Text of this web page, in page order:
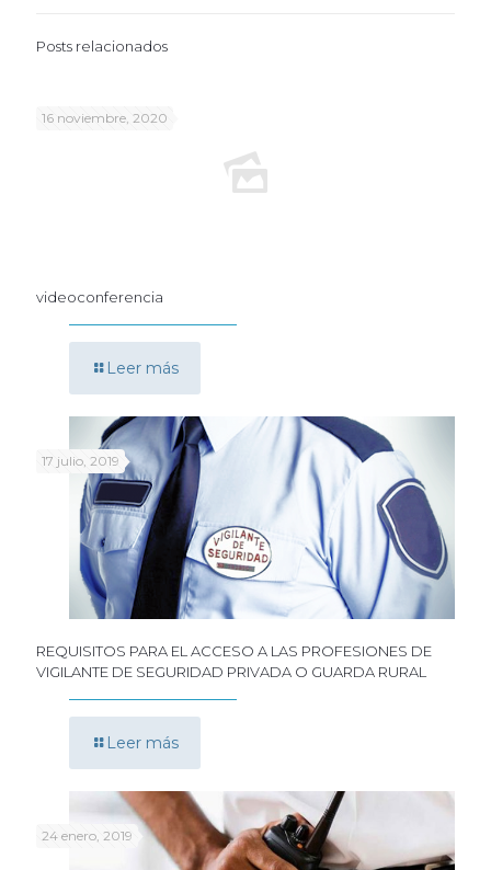
Posts relacionados
16 noviembre, 2020
videoconferencia
Leer más
17 julio, 2019
REQUISITOS PARA EL ACCESO A LAS PROFESIONES DE
VIGILANTE DE SEGURIDAD PRIVADA O GUARDA RURAL
Leer más
24 enero, 2019